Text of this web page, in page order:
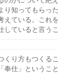
り知ってもらっ
えている。これ
していると言う
くり方もつくる
奉仕」というこ